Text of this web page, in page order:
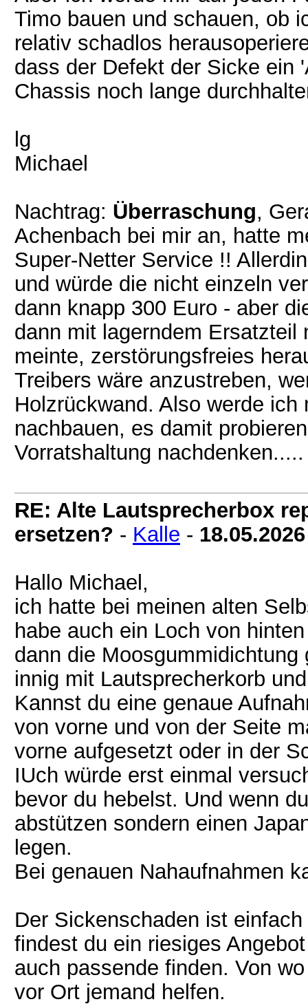
Timo bauen und schauen, ob
relativ schadlos
dass der Defekt der Sicke ein
Chassis noch lange
lg
Michael
Nachtrag: Überraschung,
Achenbach bei mir an, hatte
Super-Netter Service !!
und würde die nicht einzeln
dann knapp 300 Euro - aber
dann mit lagerndem Ersatzteil
meinte, zerstörungsfreies
Treibers wäre anzustreben,
Holzrückwand. Also werde
nachbauen, es damit
Vorratshaltung nachdenken.....
RE: Alte Lautsprecherbox
ersetzen? - Kalle - 18.05.2026
Hallo Michael,
ich hatte bei meinen alten
habe auch ein Loch von
dann die
innig mit Lautsprecherkorb
Kannst du eine genaue
von vorne und von der Seite
vorne aufgesetzt oder in der
IUch würde erst einmal
bevor du hebelst. Und wenn
abstützen sondern einen
legen.
Bei genauen Nahaufnahmen
Der Sickenschaden ist
findest du ein riesiges
auch passende finden. Von
vor Ort jemand helfen.